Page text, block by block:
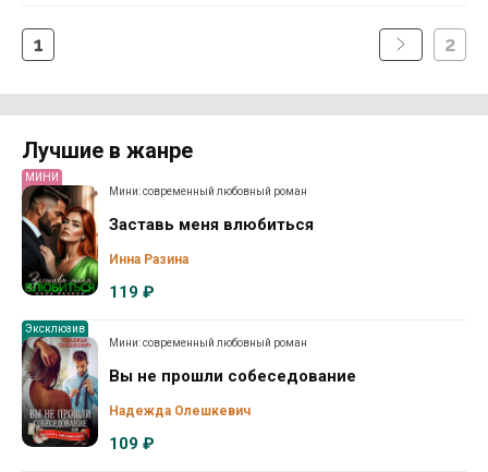
1 2
Лучшие в жанре
МИНИ
Мини: современный любовный роман
Заставь меня влюбиться
Инна Разина
119 ₽
Эксклюзив
Мини: современный любовный роман
Вы не прошли собеседование
Надежда Олешкевич
109 ₽